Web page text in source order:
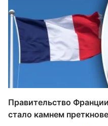
Правительство
стало камнем